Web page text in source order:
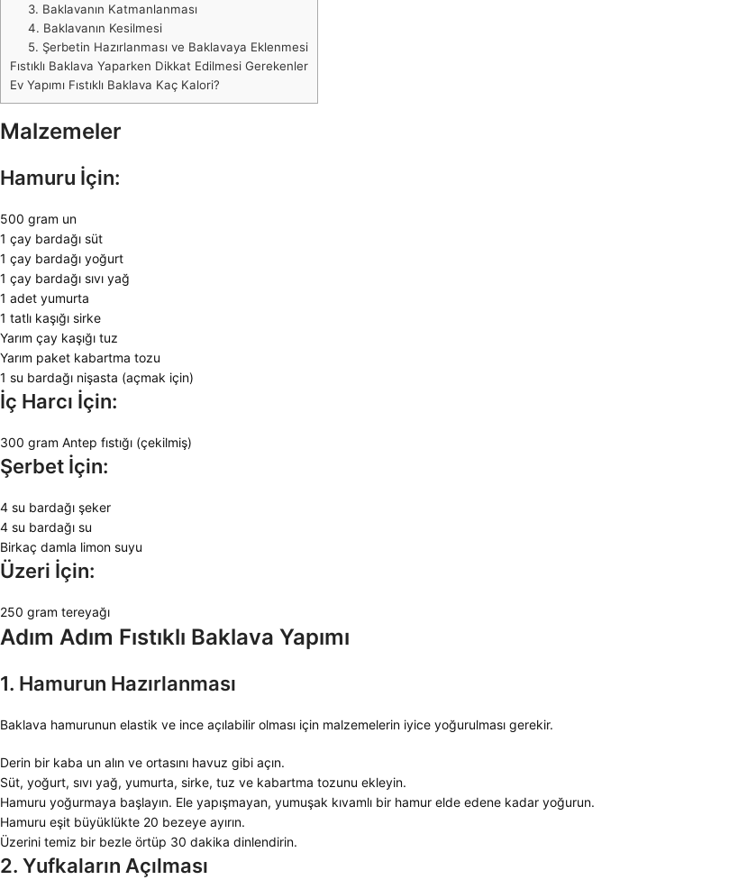
3. Baklavanın Katmanlanması
4. Baklavanın Kesilmesi
5. Şerbetin Hazırlanması ve Baklavaya Eklenmesi
Fıstıklı Baklava Yaparken Dikkat Edilmesi Gerekenler
Ev Yapımı Fıstıklı Baklava Kaç Kalori?
Malzemeler
Hamuru İçin:
500 gram un
1 çay bardağı süt
1 çay bardağı yoğurt
1 çay bardağı sıvı yağ
1 adet yumurta
1 tatlı kaşığı sirke
Yarım çay kaşığı tuz
Yarım paket kabartma tozu
1 su bardağı nişasta (açmak için)
İç Harcı İçin:
300 gram Antep fıstığı (çekilmiş)
Şerbet İçin:
4 su bardağı şeker
4 su bardağı su
Birkaç damla limon suyu
Üzeri İçin:
250 gram tereyağı
Adım Adım Fıstıklı Baklava Yapımı
1. Hamurun Hazırlanması
Baklava hamurunun elastik ve ince açılabilir olması için malzemelerin iyice yoğurulması gerekir.
Derin bir kaba un alın ve ortasını havuz gibi açın.
Süt, yoğurt, sıvı yağ, yumurta, sirke, tuz ve kabartma tozunu ekleyin.
Hamuru yoğurmaya başlayın. Ele yapışmayan, yumuşak kıvamlı bir hamur elde edene kadar yoğurun.
Hamuru eşit büyüklükte 20 bezeye ayırın.
Üzerini temiz bir bezle örtüp 30 dakika dinlendirin.
2. Yufkaların Açılması